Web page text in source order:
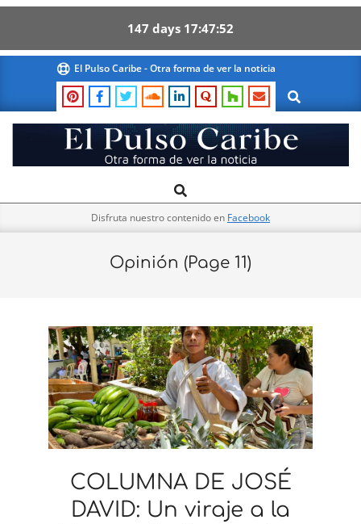
147 days 17 47 51
content
El Pulso Caribe - Otra forma de ver la noticia
Search
El
Pulso
Navigation
Search
Disfruta nuestro contenido en Facebook
Opinión (Page 11)
COLUMNA DE JOSÉ
DAVID: Un viraje a la